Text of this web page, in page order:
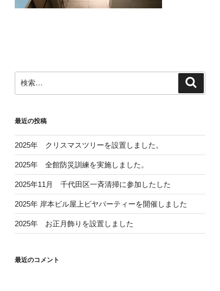
索:
最近の投稿
2025年 クリスマスツリーを設置しました。
2025年 全館防災訓練を実施しました。
2025年11月 千代田区一斉清掃に参加したした
2025年 岸本ビル屋上ビヤパーティーを開催しました
2025年 お正月飾りを設置しました
最近のコメント